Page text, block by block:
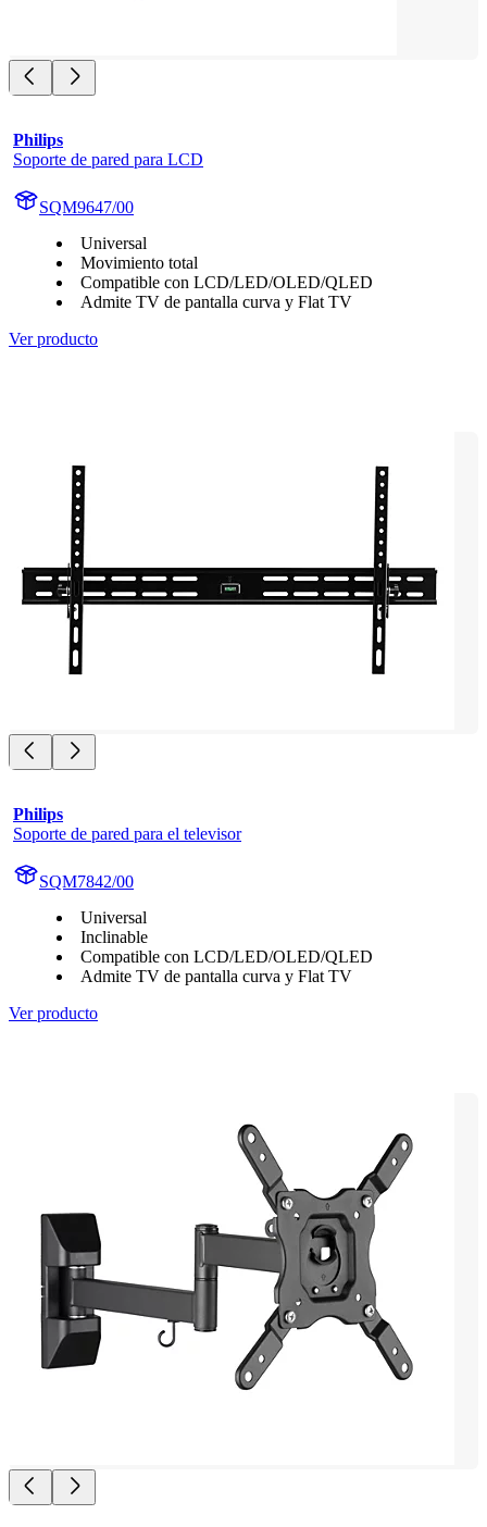
Philips
Soporte de pared para LCD
SQM9647/00
Universal
Movimiento total
Compatible con LCD/LED/OLED/QLED
Admite TV de pantalla curva y Flat TV
Ver producto
Philips
Soporte de pared para el televisor
SQM7842/00
Universal
Inclinable
Compatible con LCD/LED/OLED/QLED
Admite TV de pantalla curva y Flat TV
Ver producto